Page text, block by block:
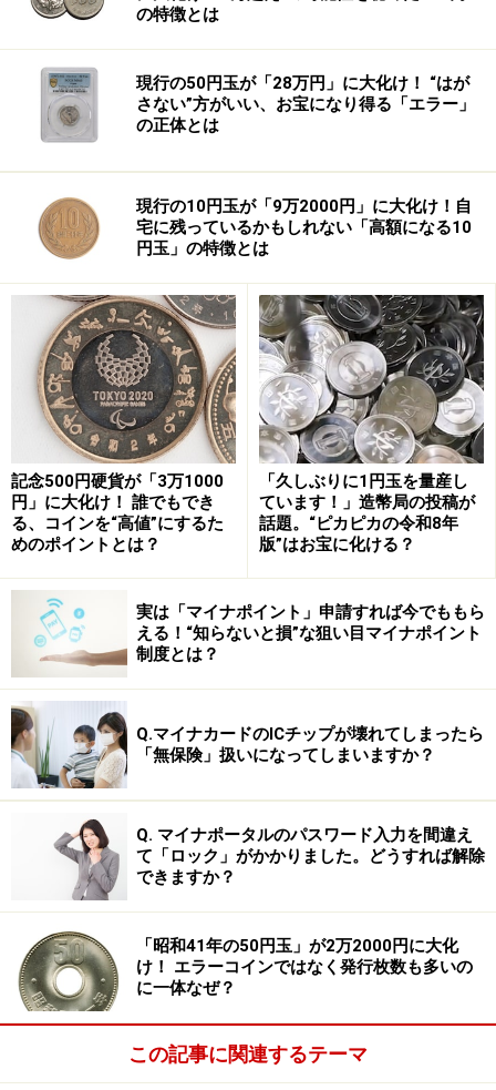
なければならないのか」を知ることが重要です。
そのような観点から、まず前編では主に、ＯＤＡが持つ
（１）戦略的援助
（２）インフラ開発援助
（３）「人間の安全保障」的援助
の解説をそれぞれしていきながら、「援助はやがてわれ
われの利益にもつながっていく」ということについてお
話していきたいと思います。
戦略的援助としてのＯＤＡ
アメリカによる大規模な復興計画・マーシャルプランのポ
スター（写真：アメリカ国務省サイト）
自国の外交・安全保障戦略の手段として行われるＯＤ
Ａ、それをここでは「戦略的援助型ＯＤＡ」と呼ぶこと
の特徴とは
現行の50円玉が「28万円」に大化け！ “はが
さない”方がいい、お宝になり得る「エラー」
の正体とは
現行の10円玉が「9万2000円」に大化け！自
宅に残っているかもしれない「高額になる10
円玉」の特徴とは
記念500円硬貨が「3万1000
円」に大化け！ 誰でもでき
る、コインを“高値”にするた
めのポイントとは？
「久しぶりに1円玉を量産し
ています！」造幣局の投稿が
話題。“ピカピカの令和8年
版”はお宝に化ける？
実は「マイナポイント」申請すれば今でももら
える！“知らないと損”な狙い目マイナポイント
制度とは？
Q.マイナカードのICチップが壊れてしまったら
「無保険」扱いになってしまいますか？
Q. マイナポータルのパスワード入力を間違え
て「ロック」がかかりました。どうすれば解除
できますか？
「昭和41年の50円玉」が2万2000円に大化
け！ エラーコインではなく発行枚数も多いの
に一体なぜ？
この記事に関連するテーマ